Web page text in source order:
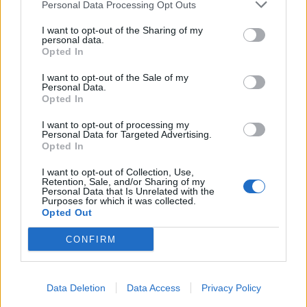
Personal Data Processing Opt Outs
I want to opt-out of the Sharing of my
personal data.
Opted In
I want to opt-out of the Sale of my
Personal Data.
Opted In
I want to opt-out of processing my
Personal Data for Targeted Advertising.
Opted In
I want to opt-out of Collection, Use,
Retention, Sale, and/or Sharing of my
Personal Data that Is Unrelated with the
Purposes for which it was collected.
Opted Out
CONFIRM
Data Deletion Data Access Privacy Policy
ЈА ЗЕМА ПЕНЗИЈАТА
во милионска царинска измама
Ахмети кажа што го мачи:
СЛУШАМ, САКААТ ДА СЕ СУДИ
УЧК...
ИСТОРИСКО ОБЕДИНУВАЊЕ НА
МАКЕДОНЦИТЕ ВО СРБИЈА:
ФОРМИРАН МАКЕДОНСКИОТ
УЛЦИЊ Е АЛБАНСКИ, ЌЕ ГО